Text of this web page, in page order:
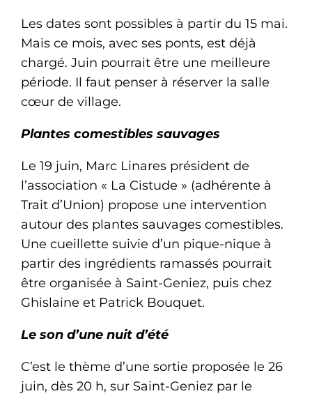
Les dates sont possibles à partir du 15 mai.
Mais ce mois, avec ses ponts, est déjà
chargé. Juin pourrait être une meilleure
période. Il faut penser à réserver la salle
cœur de village.
Plantes comestibles sauvages
Le 19 juin, Marc Linares président de
l’association « La Cistude » (adhérente à
Trait d’Union) propose une intervention
autour des plantes sauvages comestibles.
Une cueillette suivie d’un pique-nique à
partir des ingrédients ramassés pourrait
être organisée à Saint-Geniez, puis chez
Ghislaine et Patrick Bouquet.
Le son d’une nuit d’été
C’est le thème d’une sortie proposée le 26
juin, dès 20 h, sur Saint-Geniez par le